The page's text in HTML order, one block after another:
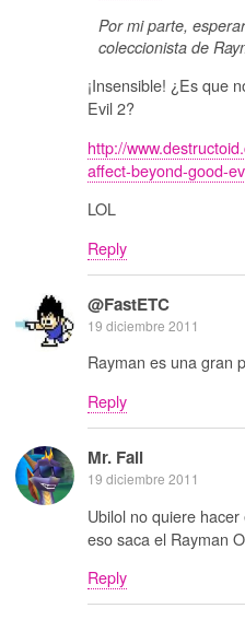
Por mi parte,
coleccionista de
¡Insensible! ¿Es que
Evil 2?
http://
affect-beyond-good-
LOL
Reply
@FastETC
19 diciembre 2011
Rayman es una gran
Reply
Mr. Fail
19 diciembre 2011
Ubilol no quiere
eso saca el Rayman
Reply